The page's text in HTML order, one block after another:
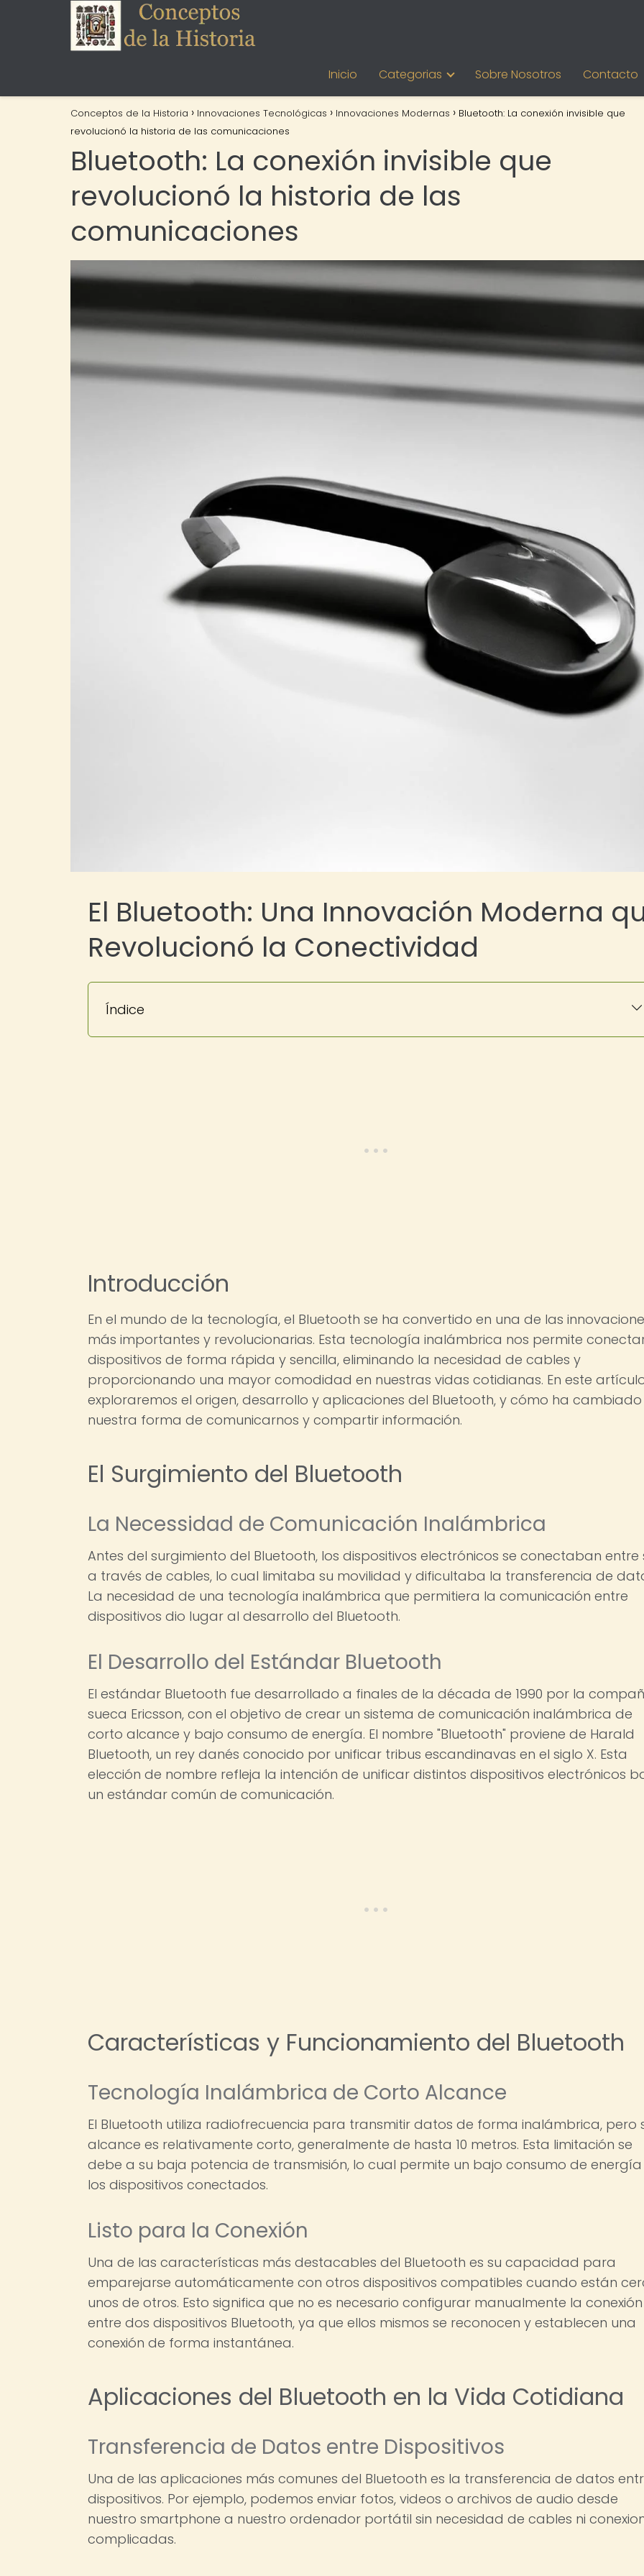
Inicio Categorias Sobre Nosotros Contacto
Conceptos de la Historia Innovaciones Tecnológicas Innovaciones Modernas
Bluetooth: La conexión invisible que
revolucionó la historia de las comunicaciones
Bluetooth: La conexión invisible que
revolucionó la historia de las
comunicaciones
El Bluetooth: Una Innovación Moderna
Revolucionó la Conectividad
Índice
Introducción
En el mundo de la tecnología, el Bluetooth se ha convertido en una de las
más importantes y revolucionarias. Esta tecnología inalámbrica nos permite
dispositivos de forma rápida y sencilla, eliminando la necesidad de cables y
proporcionando una mayor comodidad en nuestras vidas cotidianas. En este
exploraremos el origen, desarrollo y aplicaciones del Bluetooth, y cómo ha cambiado
nuestra forma de comunicarnos y compartir información.
El Surgimiento del Bluetooth
La Necessidad de Comunicación Inalámbrica
Antes del surgimiento del Bluetooth, los dispositivos electrónicos se conectaban entre
a través de cables, lo cual limitaba su movilidad y dificultaba la transferencia de
La necesidad de una tecnología inalámbrica que permitiera la comunicación entre
dispositivos dio lugar al desarrollo del Bluetooth.
El Desarrollo del Estándar Bluetooth
El estándar Bluetooth fue desarrollado a finales de la década de 1990 por la
sueca Ericsson, con el objetivo de crear un sistema de comunicación inalámbrica de
corto alcance y bajo consumo de energía. El nombre "Bluetooth" proviene de Harald
Bluetooth, un rey danés conocido por unificar tribus escandinavas en el siglo X. Esta
elección de nombre refleja la intención de unificar distintos dispositivos electrónicos
un estándar común de comunicación.
Características y Funcionamiento del Bluetooth
Tecnología Inalámbrica de Corto Alcance
El Bluetooth utiliza radiofrecuencia para transmitir datos de forma inalámbrica, pero
alcance es relativamente corto, generalmente de hasta 10 metros. Esta limitación se
debe a su baja potencia de transmisión, lo cual permite un bajo consumo de energía
los dispositivos conectados.
Listo para la Conexión
Una de las características más destacables del Bluetooth es su capacidad para
emparejarse automáticamente con otros dispositivos compatibles cuando están
unos de otros. Esto significa que no es necesario configurar manualmente la conexión
entre dos dispositivos Bluetooth, ya que ellos mismos se reconocen y establecen una
conexión de forma instantánea.
Aplicaciones del Bluetooth en la Vida Cotidiana
Transferencia de Datos entre Dispositivos
Una de las aplicaciones más comunes del Bluetooth es la transferencia de datos
dispositivos. Por ejemplo, podemos enviar fotos, videos o archivos de audio desde
nuestro smartphone a nuestro ordenador portátil sin necesidad de cables ni
complicadas.